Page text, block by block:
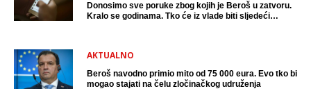
Donosimo sve poruke zbog kojih je Beroš u zatvoru.
Kralo se godinama. Tko će iz vlade biti sljedeći
AKTUALNO
Beroš navodno primio mito od 75 000 eura. Evo tko bi
mogao stajati na čelu zločinačkog udruženja